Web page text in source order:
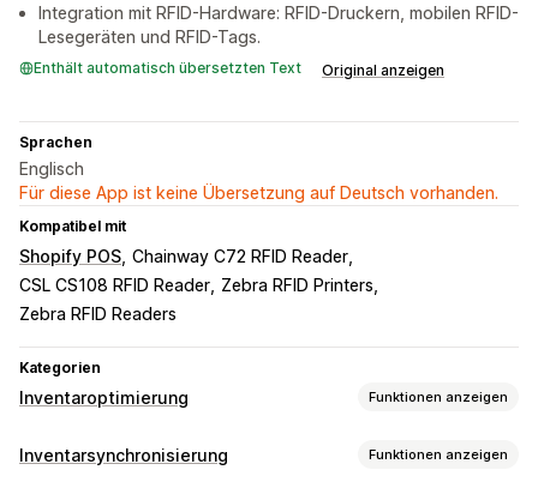
Integration mit RFID-Hardware: RFID-Druckern, mobilen RFID-
Lesegeräten und RFID-Tags.
Enthält automatisch übersetzten Text Original anzeigen
Sprachen
Englisch
Für diese App ist keine Übersetzung auf Deutsch vorhanden.
Kompatibel mit
Shopify POS Chainway C72 RFID Reader
CSL CS108 RFID Reader Zebra RFID Printers
Zebra RFID Readers
Kategorien
Inventaroptimierung Funktionen anzeigen
Inventarmanagement
Inventarsynchronisierung Funktionen anzeigen